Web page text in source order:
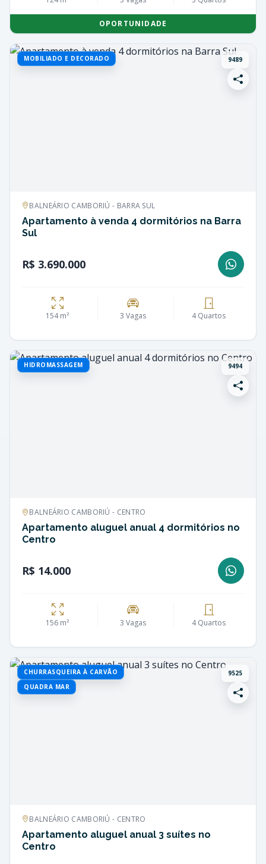
OPORTUNIDADE
MOBILIADO E DECORADO 9489
BALNEÁRIO CAMBORIÚ - BARRA SUL
Apartamento à venda 4 dormitórios na Barra
Sul
R$ 3.690.000
154 m² 3 Vagas 4 Quartos
HIDROMASSAGEM 9494
BALNEÁRIO CAMBORIÚ - CENTRO
Apartamento aluguel anual 4 dormitórios no
Centro
R$ 14.000
156 m² 3 Vagas 4 Quartos
CHURRASQUEIRA À CARVÃO
QUADRA MAR
9525
BALNEÁRIO CAMBORIÚ - CENTRO
Apartamento aluguel anual 3 suítes no
Centro